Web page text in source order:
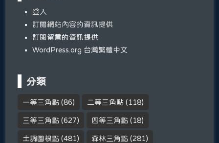
登入
訂閱網站內容的資訊提供
訂閱留言的資訊提供
WordPress.org 台灣繁體中文
分類
一等三角點 (86) 二等三角點 (118)
三等三角點 (627) 四等三角點 (18)
土調圖根點 (481) 森林三角點 (281)